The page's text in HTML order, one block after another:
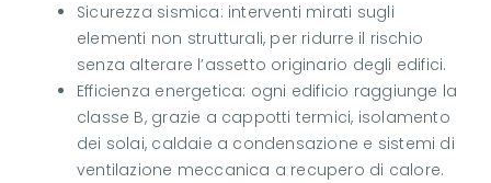
Sicurezza sismica: interventi mirati sugli
elementi non strutturali, per ridurre il rischio
senza alterare l’assetto originario degli edifici.
Efficienza energetica: ogni edificio raggiunge la
classe B, grazie a cappotti termici, isolamento
dei solai, caldaie a condensazione e sistemi di
ventilazione meccanica a recupero di calore.